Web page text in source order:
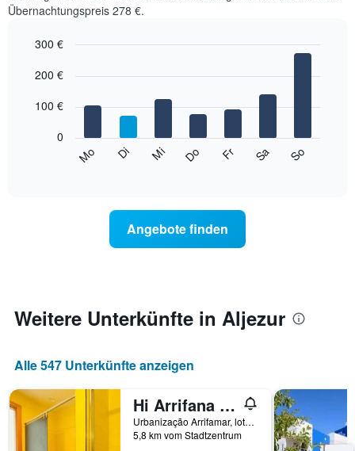
Übernachtungspreis 278 €.
chart
bars.
durchschnittlichen
jeweiligen
Wochentag.
hat
X-
Achse,
die
graphic.
Mo Di Mi Do Fr Sa So
0
100 €
200 €
300 €
Angebote finden
Weitere Unterkünfte in Aljezur
Alle 547 Unterkünfte anzeigen
Hi Arrifana Destination Hostel
Urbanização Arrifamar, lote 43/44 - Praia da Arrifana, Aljezur, Faro, Portugal
5,8 km vom Stadtzentrum